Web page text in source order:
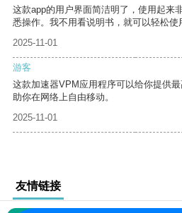
这款app的用户界面简洁明了，使用起来
悉操作。我不用看说明书，就可以轻松使
2025-11-01
游客
这款加速器VPM应用程序可以给你提供
助你在网络上自由移动。
2025-11-01
友情链接